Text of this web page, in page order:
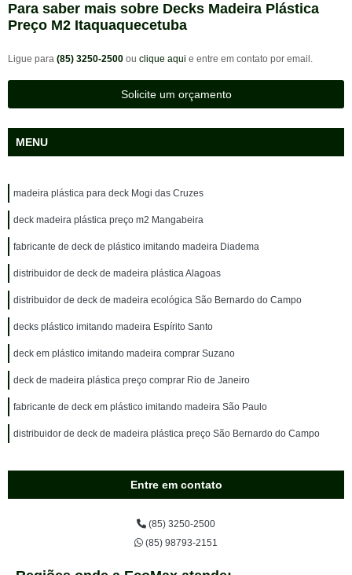
Para saber mais sobre Decks Madeira Plástica
Preço M2 Itaquaquecetuba
Ligue para (85) 3250-2500 ou clique aqui e entre em contato por email.
Solicite um orçamento
MENU
madeira plástica para deck Mogi das Cruzes
deck madeira plástica preço m2 Mangabeira
fabricante de deck de plástico imitando madeira Diadema
distribuidor de deck de madeira plástica Alagoas
distribuidor de deck de madeira ecológica São Bernardo do Campo
decks plástico imitando madeira Espírito Santo
deck em plástico imitando madeira comprar Suzano
deck de madeira plástica preço comprar Rio de Janeiro
fabricante de deck em plástico imitando madeira São Paulo
distribuidor de deck de madeira plástica preço São Bernardo do Campo
Entre em contato
(85) 3250-2500
(85) 98793-2151